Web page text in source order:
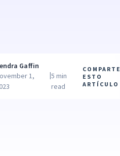
Gaffin
1,
|5 min
read
COMPARTE
ESTO
ARTÍCULO